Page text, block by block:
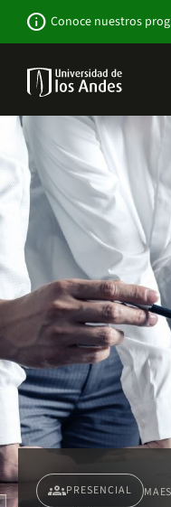
contenido
info Conoce nuestros
groupsPRESENCIAL